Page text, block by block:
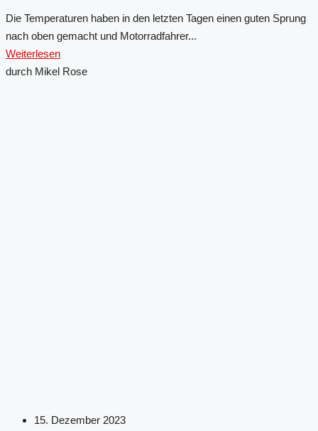
Die Temperaturen haben in den letzten Tagen einen guten Sprung
nach oben gemacht und Motorradfahrer...
Weiterlesen
durch Mikel Rose
15. Dezember 2023